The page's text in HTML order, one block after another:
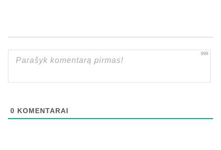
999
0 KOMENTARAI